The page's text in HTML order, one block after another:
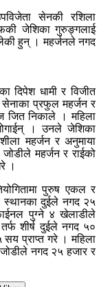
सेनकी रशिला
जेशिका गुरुङ्गलाई
हुन् । महर्जनले नगद
दिपेश धामी र विजीत
प्रफुल महर्जन र
जित निकाले । महिला
। उनले जेशिका
महर्जन र अनुमाया
महर्जन र राईको
।
पुरुष एकल र
स्थानका दुईले नगद २५
पुग्ने ४ खेलाडीले
शीर्ष दुईले नगद ५०
प्राप्त गरे । महिला
नगद २५ हजार र